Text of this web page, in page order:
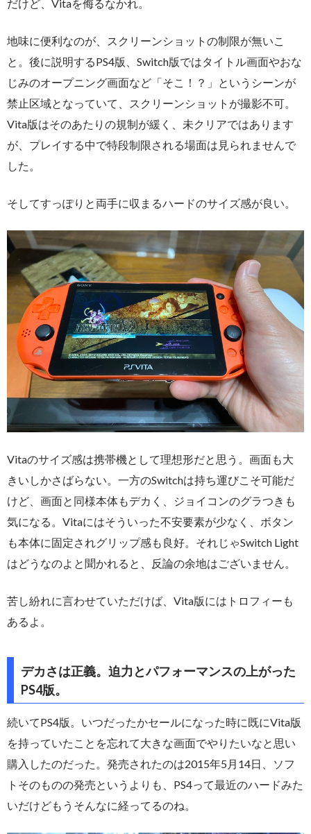
だけど、Vitaを侮るなかれ。
地味に便利なのが、スクリーンショットの制限が無いこ
と。後に説明するPS4版、Switch版ではタイトル画面やおな
じみのオープニング画面など「そこ！？」というシーンが
禁止区域となっていて、スクリーンショットが撮影不可。
Vita版はそのあたりの規制が緩く、未クリアではあります
が、プレイする中で特段制限される場面は見られませんで
した。
そしてすっぽりと両手に収まるハードのサイズ感が良い。
Vitaのサイズ感は携帯機として理想形だと思う。画面も大
きいしかさばらない。一方のSwitchは持ち運びこそ可能だ
けど、画面と同様本体もデカく、ジョイコンのグラつきも
気になる。Vitaにはそういった不安要素が少なく、ボタン
も本体に固定されグリップ感も良好。それじゃSwitch Light
はどうなのよと聞かれると、反論の余地はございません。
苦し紛れに言わせていただけば、Vita版にはトロフィーも
あるよ。
デカさは正義。迫力とパフォーマンスの上がった
PS4版。
続いてPS4版。いつだったかセールになった時に既にVita版
を持っていたことを忘れて大きな画面でやりたいなと思い
購入したのだった。発売されたのは2015年5月14日、ソフ
トそのものの発売というよりも、PS4って最近のハードみた
いだけどもうそんなに経ってるのね。